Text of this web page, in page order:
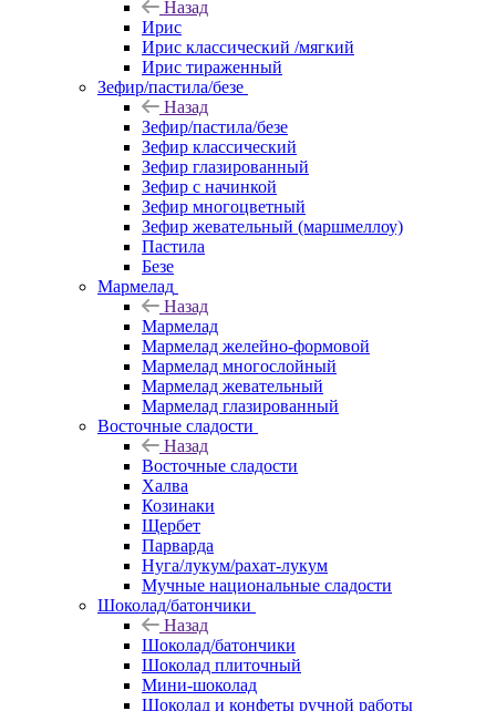
Назад
Ирис
Ирис классический /мягкий
Ирис тираженный
Зефир/пастила/безе
Назад
Зефир/пастила/безе
Зефир классический
Зефир глазированный
Зефир с начинкой
Зефир многоцветный
Зефир жевательный (маршмеллоу)
Пастила
Безе
Мармелад
Назад
Мармелад
Мармелад желейно-формовой
Мармелад многослойный
Мармелад жевательный
Мармелад глазированный
Восточные сладости
Назад
Восточные сладости
Халва
Козинаки
Щербет
Парварда
Нуга/лукум/рахат-лукум
Мучные национальные сладости
Шоколад/батончики
Назад
Шоколад/батончики
Шоколад плиточный
Мини-шоколад
Шоколад и конфеты ручной работы